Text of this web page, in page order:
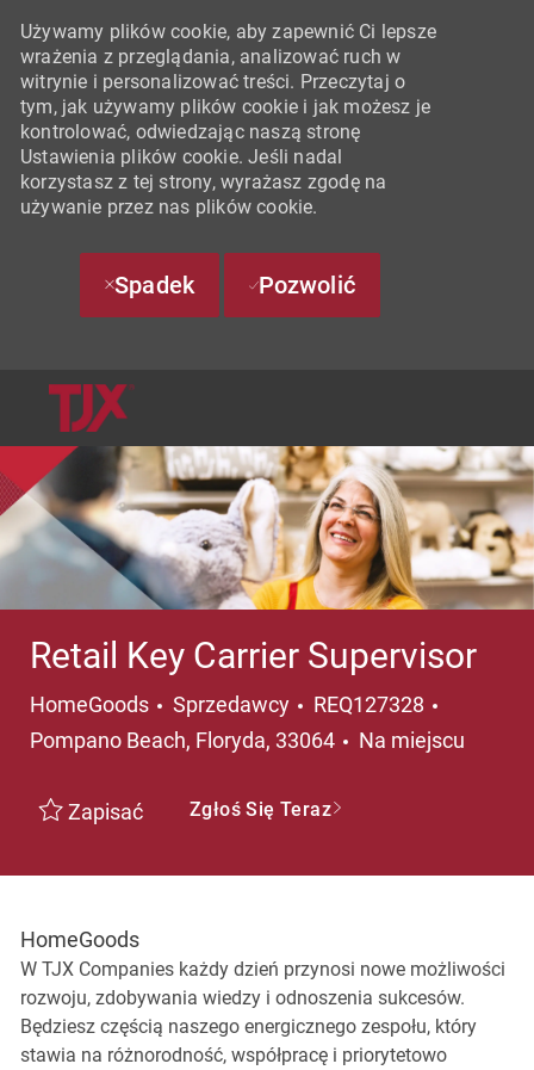
Używamy plików cookie, aby zapewnić Ci lepsze
wrażenia z przeglądania, analizować ruch w
witrynie i personalizować treści. Przeczytaj o
tym, jak używamy plików cookie i jak możesz je
kontrolować, odwiedzając naszą stronę
Ustawienia plików cookie. Jeśli nadal
korzystasz z tej strony, wyrażasz zgodę na
używanie przez nas plików cookie.
Spadek Pozwolić
Retail Key Carrier Supervisor
HomeGoods Kategoria
Sprzedawcy REQ127328
Pompano Beach, Floryda, 33064
Na miejscu
Zapisać Zgłoś Się Teraz
HomeGoods
W TJX Companies każdy dzień przynosi nowe możliwości
rozwoju, zdobywania wiedzy i odnoszenia sukcesów.
Będziesz częścią naszego energicznego zespołu, który
stawia na różnorodność, współpracę i priorytetowo